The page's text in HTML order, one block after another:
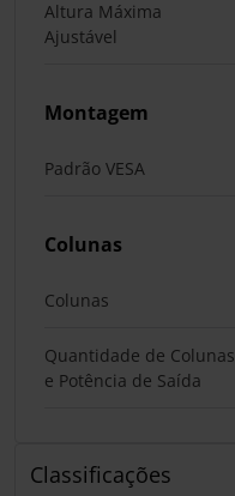
Altura Máxima
Ajustável
Montagem
Padrão VESA
Colunas
Colunas
Quantidade de Colunas
e Potência de Saída
Classificações